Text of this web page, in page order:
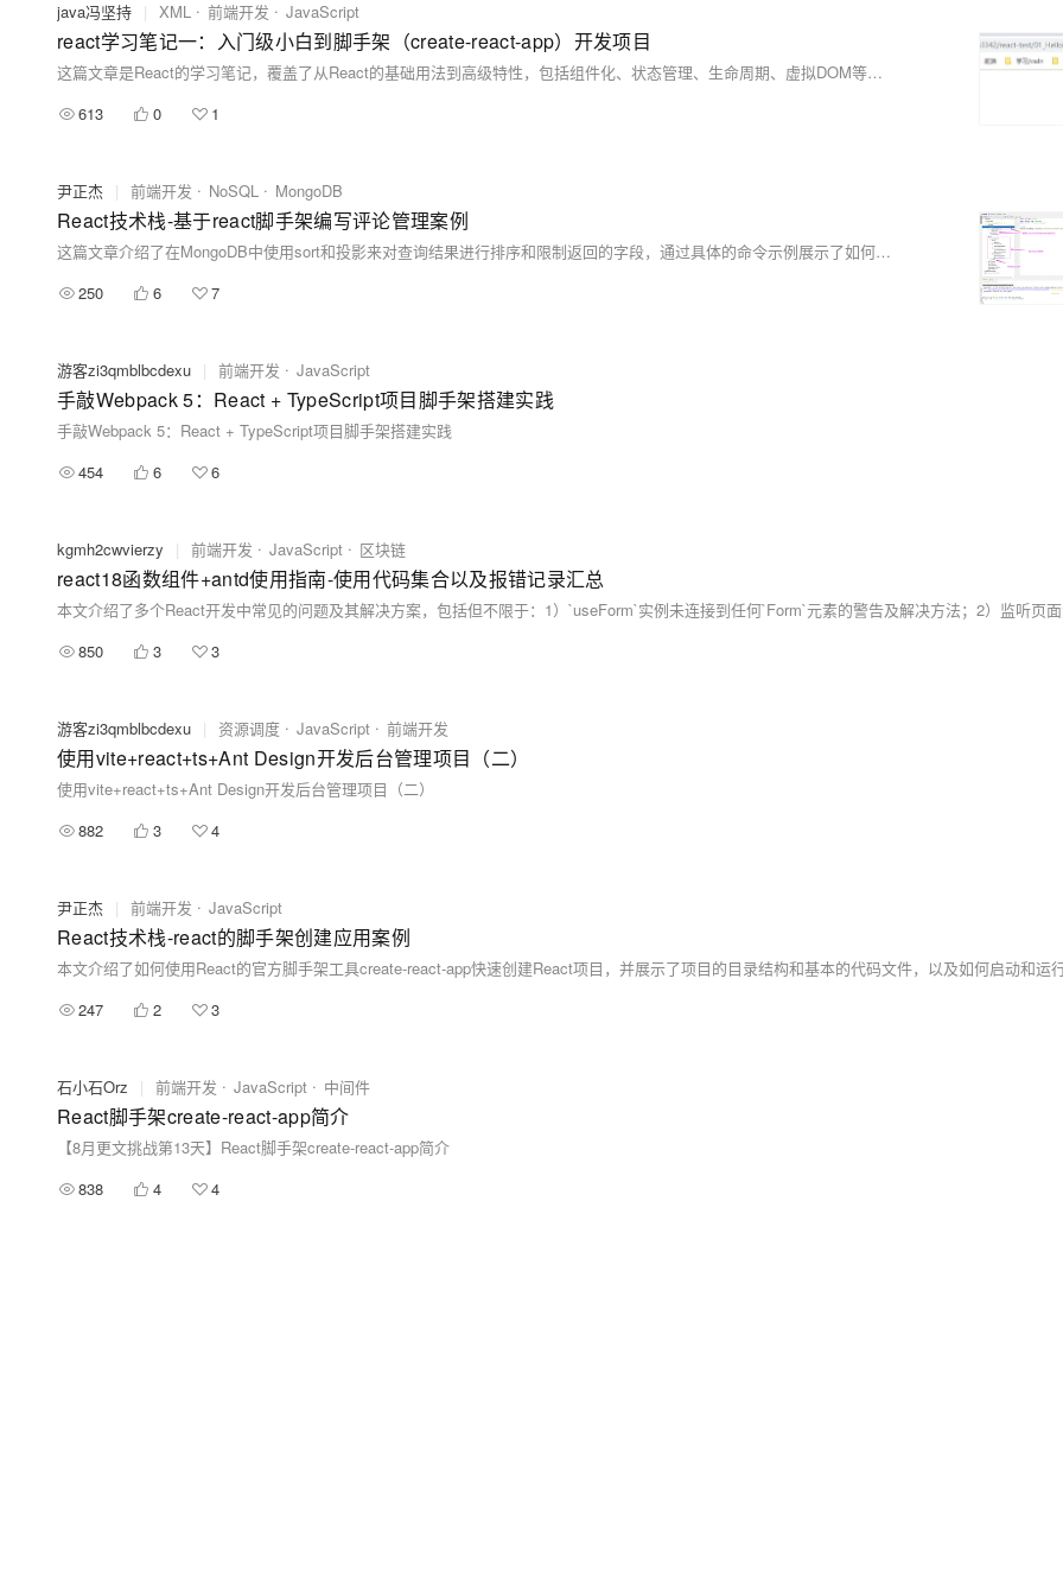
java冯坚持 | XML 前端开发 JavaScript
react学习笔记一：入门级小白到脚手架（create-react-app）开发项目
这篇文章是React的学习笔记，覆盖了从React的基础用法到高级特性，包括组件化、状态管理、生命周期、虚拟DOM等主题，适合React初学者参考。
613
0 1
尹正杰 | 前端开发 NoSQL MongoDB
React技术栈-基于react脚手架编写评论管理案例
这篇文章介绍了在MongoDB中使用sort和投影来对查询结果进行排序和限制返回的字段，通过具体的命令示例展示了如何实现这些操作。
250
6 7
游客zi3qmblbcdexu | 前端开发 JavaScript
手敲Webpack 5：React + TypeScript项目脚手架搭建实践
手敲Webpack 5：React + TypeScript项目脚手架搭建实践
454
6 6
kgmh2cwvierzy | 前端开发 JavaScript 区块链
react18函数组件+antd使用指南-使用代码集合以及报错记录汇总
850
3 3
游客zi3qmblbcdexu | 资源调度 JavaScript 前端开发
使用vite+react+ts+Ant Design开发后台管理项目（二）
使用vite+react+ts+Ant Design开发后台管理项目（二）
882
3 4
尹正杰 | 前端开发 JavaScript
React技术栈-react的脚手架创建应用案例
247
2 3
石小石Orz | 前端开发 JavaScript 中间件
React脚手架create-react-app简介
【8月更文挑战第13天】React脚手架create-react-app简介
838
4 4